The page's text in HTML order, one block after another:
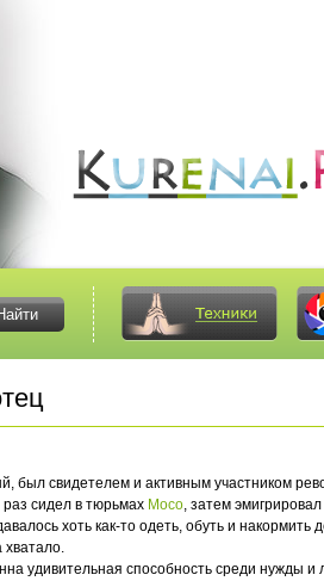
был свидетелем и активным участником
сидел в тюрьмах Мосо, затем
хоть как-то одеть, обуть и
хватало.
удивительная способность среди